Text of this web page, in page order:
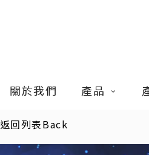
關於我們 產品
返回列表Back